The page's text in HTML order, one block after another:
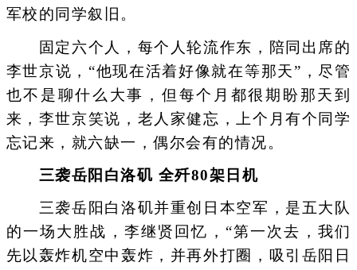
军校的同学叙旧。
固定六个人，每个人轮流作东，陪同出席的
李世京说，“他现在活着好像就在等那天”，尽管
也不是聊什么大事，但每个月都很期盼那天到
来，李世京笑说，老人家健忘，上个月有个同学
忘记来，就六缺一，偶尔会有的情况。
三袭岳阳白洛矶 全歼80架日机
三袭岳阳白洛矶并重创日本空军，是五大队
的一场大胜战，李继贤回忆，“第一次去，我们
先以轰炸机空中轰炸，并再外打圈，吸引岳阳日